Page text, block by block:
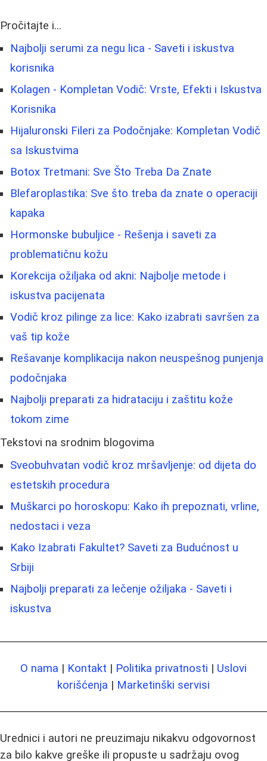
Pročitajte i...
Najbolji serumi za negu lica - Saveti i iskustva
korisnika
Kolagen - Kompletan Vodič: Vrste, Efekti i Iskustva
Korisnika
Hijaluronski Fileri za Podočnjake: Kompletan Vodič
sa Iskustvima
Botox Tretmani: Sve Što Treba Da Znate
Blefaroplastika: Sve što treba da znate o operaciji
kapaka
Hormonske bubuljice - Rešenja i saveti za
problematičnu kožu
Korekcija ožiljaka od akni: Najbolje metode i
iskustva pacijenata
Vodič kroz pilinge za lice: Kako izabrati savršen za
vaš tip kože
Rešavanje komplikacija nakon neuspešnog punjenja
podočnjaka
Najbolji preparati za hidrataciju i zaštitu kože
tokom zime
Tekstovi na srodnim blogovima
Sveobuhvatan vodič kroz mršavljenje: od dijeta do
estetskih procedura
Muškarci po horoskopu: Kako ih prepoznati, vrline,
nedostaci i veza
Kako Izabrati Fakultet? Saveti za Budućnost u
Srbiji
Najbolji preparati za lečenje ožiljaka - Saveti i
iskustva
O nama | Kontakt | Politika privatnosti | Uslovi
korišćenja | Marketinški servisi
Urednici i autori ne preuzimaju nikakvu odgovornost
za bilo kakve greške ili propuste u sadržaju ovog